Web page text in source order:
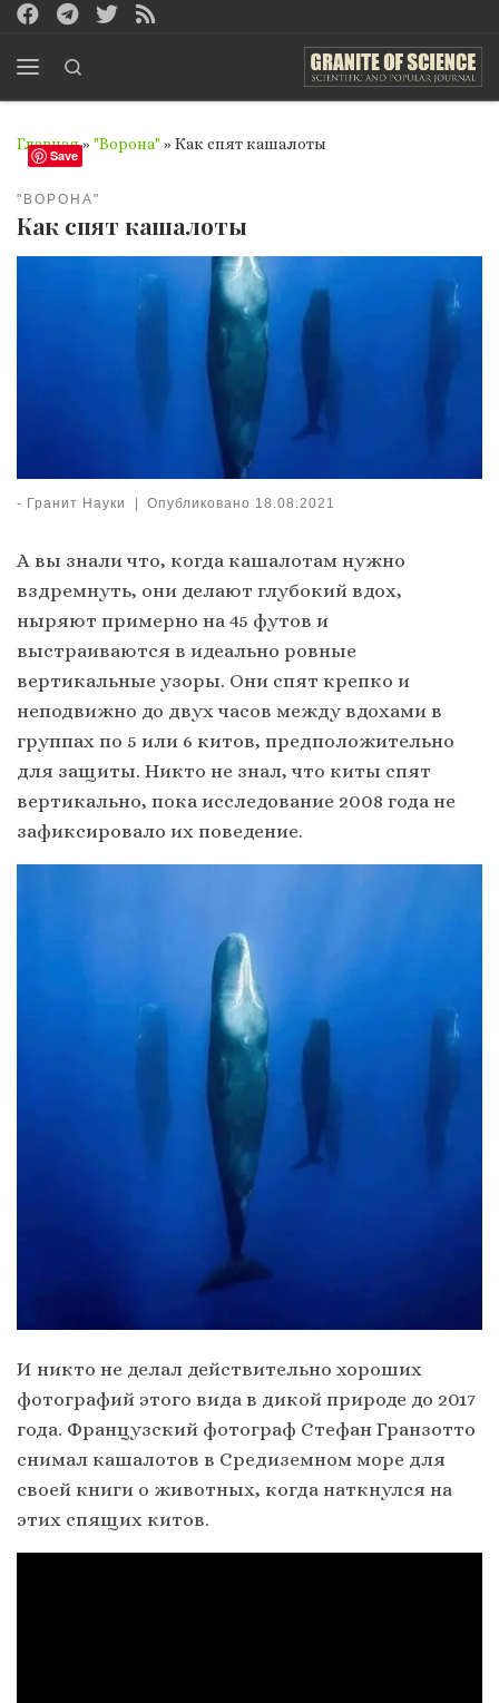
Перейти к содержимому
Главная» "Ворона" » Как спят кашалоты
"ВОРОНА"
Как спят кашалоты
- Гранит Науки | Опубликовано 18.08.2021
А вы знали что, когда кашалотам нужно
вздремнуть, они делают глубокий вдох,
ныряют примерно на 45 футов и
выстраиваются в идеально ровные
вертикальные узоры. Они спят крепко и
неподвижно до двух часов между вдохами в
группах по 5 или 6 китов, предположительно
для защиты. Никто не знал, что киты спят
вертикально, пока исследование 2008 года не
зафиксировало их поведение.
И никто не делал действительно хороших
фотографий этого вида в дикой природе до 2017
года. Французский фотограф Стефан Гранзотто
снимал кашалотов в Средиземном море для
своей книги о животных, когда наткнулся на
этих спящих китов.
Save